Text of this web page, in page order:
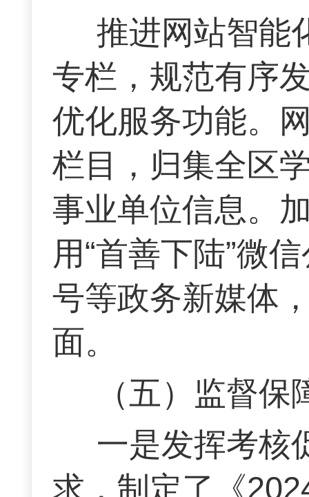
推进网站智能
专栏，规范有序
优化服务功能。
栏目，归集全区
事业单位信息。
用“首善下陆”微
号等政务新媒体
面。
（五）监督
一是发挥考核
求，制定了《